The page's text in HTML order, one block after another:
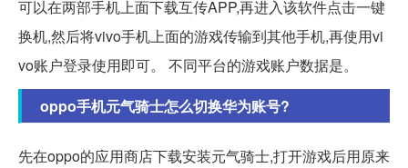
可以在两部手机上面下载互传APP,再进入该软件点击一键
换机,然后将vivo手机上面的游戏传输到其他手机,再使用vi
vo账户登录使用即可。 不同平台的游戏账户数据是。
oppo手机元气骑士怎么切换华为账号?
先在oppo的应用商店下载安装元气骑士,打开游戏后用原来